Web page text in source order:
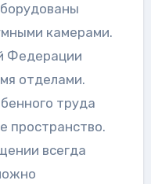
камерами.
Федерации
отделами.
труда
пространство.
всегда